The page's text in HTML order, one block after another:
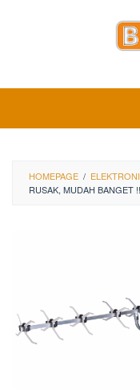
HOMEPAGE /
RUSAK, MUDAH BANGET !!